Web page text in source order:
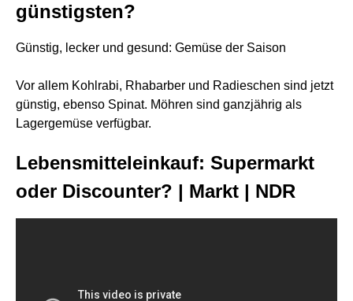
günstigsten?
Günstig, lecker und gesund: Gemüse der Saison
Vor allem Kohlrabi, Rhabarber und Radieschen sind jetzt
günstig, ebenso Spinat. Möhren sind ganzjährig als
Lagergemüse verfügbar.
Lebensmitteleinkauf: Supermarkt
oder Discounter? | Markt | NDR